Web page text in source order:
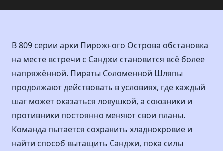
В 809 серии арки Пирожного Острова обстановка
на месте встречи с Санджи становится всё более
напряжённой. Пираты Соломенной Шляпы
продолжают действовать в условиях, где каждый
шаг может оказаться ловушкой, а союзники и
противники постоянно меняют свои планы.
Команда пытается сохранить хладнокровие и
найти способ вытащить Санджи, пока силы